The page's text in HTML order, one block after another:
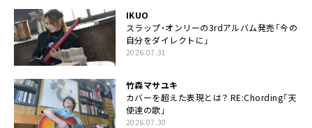
IKUO
スラップ・オンリーの3rdアルバム発売「今の
自分をダイレクトに」
2026.07.31
竹森マサユキ
カバーを超えた表現とは？ RE:Chording「天
使達の歌」
2026.07.30